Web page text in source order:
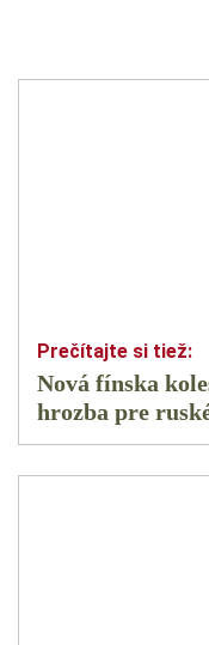
Nová fínska
hrozba pre